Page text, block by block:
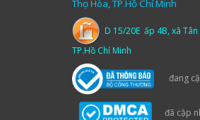
Thọ Hòa, TP.Hồ Chí Minh
D 15/20E ấp 4B, xã Tân
TP.Hồ Chí Minh
đang
đã cập